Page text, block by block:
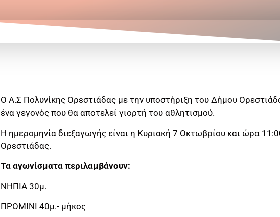
Ο Α.Σ Πολυνίκης Ορεστιάδας με την υποστήριξη του Δήμου
ένα γεγονός που θα αποτελεί γιορτή του αθλητισμού.
Η ημερομηνία διεξαγωγής είναι η Κυριακή 7 Οκτωβρίου και ώρα
Ορεστιάδας.
Τα αγωνίσματα περιλαμβάνουν:
ΝΗΠΙΑ 30μ.
ΠΡΟΜΙΝΙ 40μ.- μήκος